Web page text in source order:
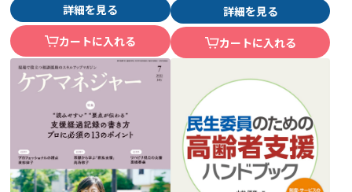
詳細を見る
カートに入れる
詳細を見る
カートに入れる